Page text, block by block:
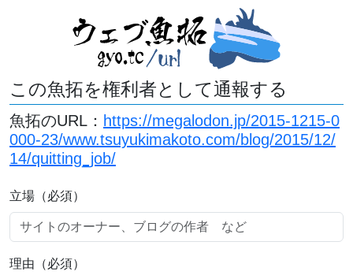
この魚拓を権利者として通報する
魚拓のURL： https://megalodon.jp/2015-1215-0
000-23/www.tsuyukimakoto.com/blog/2015/12/
14/quitting_job/
立場（必須）
理由（必須）